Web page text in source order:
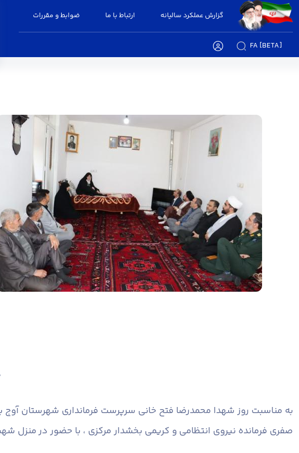
ضوابط و مقررات ارتباط با ما گزارش عملکرد سالیانه
FA [BETA]
به مناسبت روز شهدا محمدرضا فتح خانی سرپرست فرمانداری شهرستان
صفری فرمانده نیروی انتظامی و کریمی بخشدار مرکزی ، با حضور در منزل